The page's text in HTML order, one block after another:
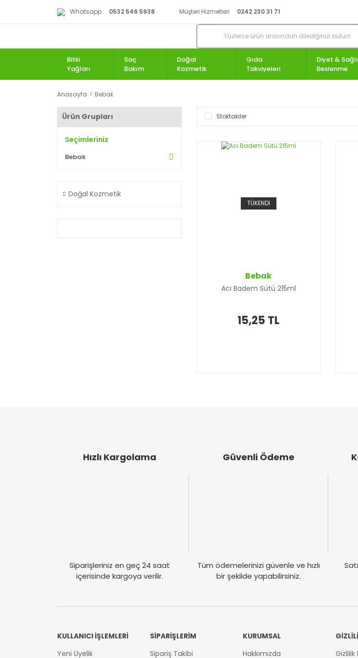
Whatsapp 0532 546 5938 Müşteri Hizmetleri 0242 230 31 71
Bitki
Yağları
Saç
Bakım
Doğal
Kozmetik
Gıda
Takviyeleri
Diyet &
Beslenme
Anasayfa Bebak
Ürün Grupları
Seçimleriniz
Bebak
Doğal Kozmetik
Stoktakiler
TÜKENDİ
Bebak
Acı Badem Sütü 215ml
15,25 TL
Hızlı Kargolama
Siparişleriniz en geç 24 saat
içerisinde kargoya verilir.
Güvenli Ödeme
Tüm ödemelerinizi güvenle ve hızlı
bir şekilde yapabilirsiniz.
KULLANICI İŞLEMLERİ
Yeni Üyelik
SİPARİŞLERİM
Sipariş Takibi
KURUMSAL
Hakkımızda
Gizlilik